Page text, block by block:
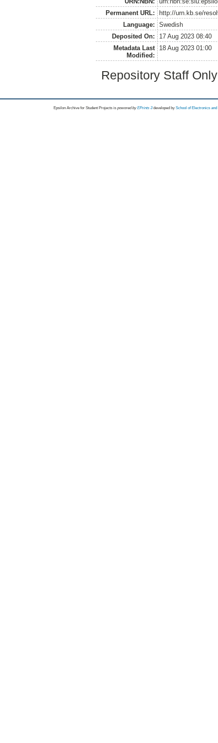
Permanent URL:
http://urn.kb.se/
Language:
Swedish
Deposited On:
17 Aug 2023 08:40
Metadata Last
Modified:
18 Aug 2023 01:00
Repository Staff
Epsilon Archive for Student Projects is powored byEPrints 3 developed by School of Electronics